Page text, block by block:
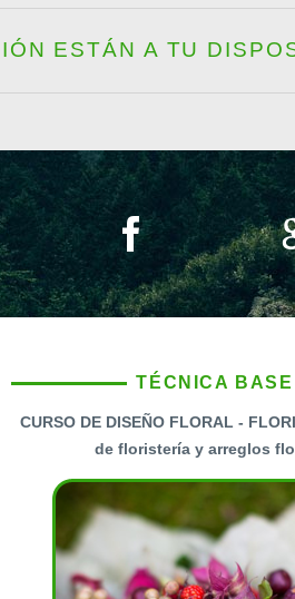
ESTÁN A TU
TÉCNICA BASE
CURSO DE DISEÑO FLORAL -
de floristería y arreglos